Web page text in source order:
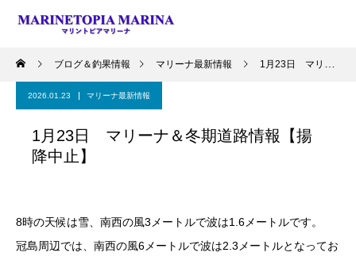
ブログ＆釣果情報 マリーナ最新情報 1月23日 マリーナ＆冬期道路情報【揚降中止】
2026.01.23 マリーナ最新情報
1月23日 マリーナ＆冬期道路情報【揚
降中止】
8時の天候は雪、南西の風3メートルで波は1.6メートルです。
冠島周辺では、南西の風6メートルで波は2.3メートルとなってお